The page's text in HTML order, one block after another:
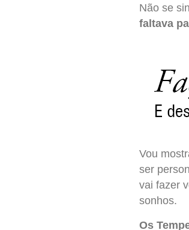
Não se
faltava
Vou
ser
vai fazer
sonhos.
Os T